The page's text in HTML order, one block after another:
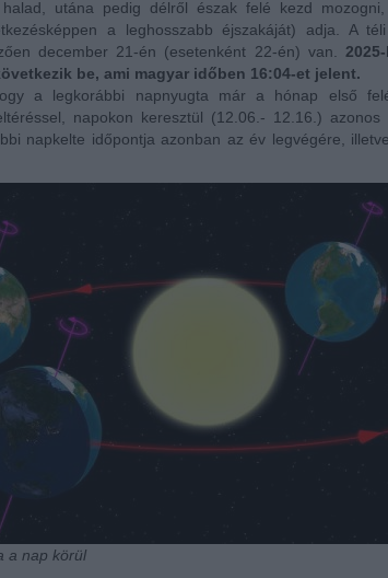
halad, utána pedig délről észak felé kezd
a leghosszabb éjszakáját) adja. A
december 21-én (esetenként 22-én) van.
be, ami magyar időben 16:04-et jelent.
a legkorábbi napnyugta már a hónap első
napokon keresztül (12.06.- 12.16.)
napkelte időpontja azonban az év legvégére,
a nap körül